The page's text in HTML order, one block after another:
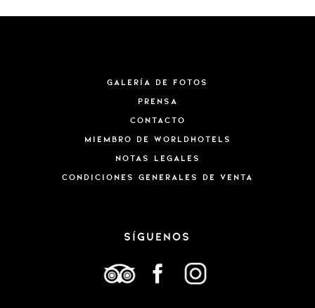
Galería de fotos
Prensa
Contacto
MIEMBRO DE WORLDHOTELS
Notas legales
CONDICIONES GENERALES DE VENTA
SÍGUENOS